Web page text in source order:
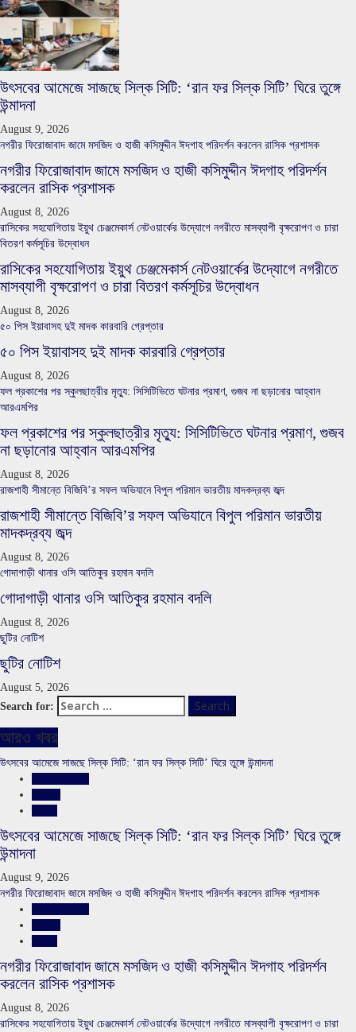
উৎসবের আমেজে সাজছে সিল্ক সিটি: ‘রান ফর সিল্ক সিটি’ ঘিরে তুঙ্গে
উন্মাদনা
August 9, 2026
নগরীর ফিরোজাবাদ জামে মসজিদ ও হাজী কসিমুদ্দীন ঈদগাহ পরিদর্শন করলেন রাসিক প্রশাসক
নগরীর ফিরোজাবাদ জামে মসজিদ ও হাজী কসিমুদ্দীন ঈদগাহ পরিদর্শন
করলেন রাসিক প্রশাসক
August 8, 2026
রাসিকের সহযোগিতায় ইয়ুথ চেঞ্জমেকার্স নেটওয়ার্কের উদ্যোগে নগরীতে মাসব্যাপী বৃক্ষরোপণ ও চারা
বিতরণ কর্মসূচির উদ্বোধন
রাসিকের সহযোগিতায় ইয়ুথ চেঞ্জমেকার্স নেটওয়ার্কের উদ্যোগে নগরীতে
মাসব্যাপী বৃক্ষরোপণ ও চারা বিতরণ কর্মসূচির উদ্বোধন
August 8, 2026
৫০ পিস ইয়াবাসহ দুই মাদক কারবারি গ্রেপ্তার
৫০ পিস ইয়াবাসহ দুই মাদক কারবারি গ্রেপ্তার
August 8, 2026
ফল প্রকাশের পর স্কুলছাত্রীর মৃত্যু: সিসিটিভিতে ঘটনার প্রমাণ, গুজব না ছড়ানোর আহ্বান
আরএমপির
ফল প্রকাশের পর স্কুলছাত্রীর মৃত্যু: সিসিটিভিতে ঘটনার প্রমাণ, গুজব
না ছড়ানোর আহ্বান আরএমপির
August 8, 2026
রাজশাহী সীমান্তে বিজিবি’র সফল অভিযানে বিপুল পরিমান ভারতীয় মাদকদ্রব্য জব্দ
রাজশাহী সীমান্তে বিজিবি’র সফল অভিযানে বিপুল পরিমান ভারতীয়
মাদকদ্রব্য জব্দ
August 8, 2026
গোদাগাড়ী থানার ওসি আতিকুর রহমান বদলি
গোদাগাড়ী থানার ওসি আতিকুর রহমান বদলি
August 8, 2026
ছুটির নোটিশ
ছুটির নোটিশ
August 5, 2026
Search for:
আরও খবর
উৎসবের আমেজে সাজছে সিল্ক সিটি: ‘রান ফর সিল্ক সিটি’ ঘিরে তুঙ্গে উন্মাদনা
উৎসবের আমেজে সাজছে সিল্ক সিটি: ‘রান ফর সিল্ক সিটি’ ঘিরে তুঙ্গে
উন্মাদনা
August 9, 2026
নগরীর ফিরোজাবাদ জামে মসজিদ ও হাজী কসিমুদ্দীন ঈদগাহ পরিদর্শন করলেন রাসিক প্রশাসক
নগরীর ফিরোজাবাদ জামে মসজিদ ও হাজী কসিমুদ্দীন ঈদগাহ পরিদর্শন
করলেন রাসিক প্রশাসক
August 8, 2026
রাসিকের সহযোগিতায় ইয়ুথ চেঞ্জমেকার্স নেটওয়ার্কের উদ্যোগে নগরীতে মাসব্যাপী বৃক্ষরোপণ ও চারা